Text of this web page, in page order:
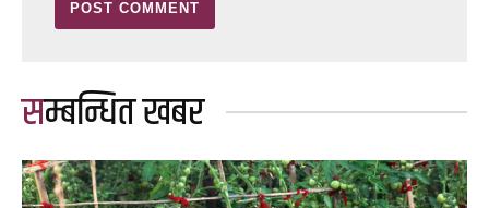
सम्बन्धित खबर